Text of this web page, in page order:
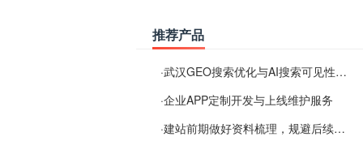
推荐产品
·武汉GEO搜索优化与AI搜索可见性服务
·企业APP定制开发与上线维护服务
·建站前期做好资料梳理，规避后续各类使用难题